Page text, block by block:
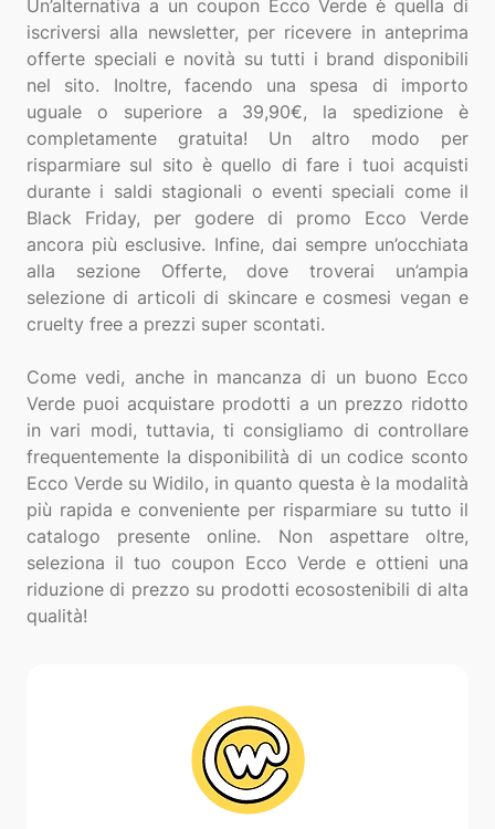
Un’alternativa a un coupon Ecco Verde è quella di
iscriversi alla newsletter, per ricevere in anteprima
offerte speciali e novità su tutti i brand disponibili
nel sito. Inoltre, facendo una spesa di importo
uguale o superiore a 39,90€, la spedizione è
completamente gratuita! Un altro modo per
risparmiare sul sito è quello di fare i tuoi acquisti
durante i saldi stagionali o eventi speciali come il
Black Friday, per godere di promo Ecco Verde
ancora più esclusive. Infine, dai sempre un’occhiata
alla sezione Offerte, dove troverai un’ampia
selezione di articoli di skincare e cosmesi vegan e
cruelty free a prezzi super scontati.
Come vedi, anche in mancanza di un buono Ecco
Verde puoi acquistare prodotti a un prezzo ridotto
in vari modi, tuttavia, ti consigliamo di controllare
frequentemente la disponibilità di un codice sconto
Ecco Verde su Widilo, in quanto questa è la modalità
più rapida e conveniente per risparmiare su tutto il
catalogo presente online. Non aspettare oltre,
seleziona il tuo coupon Ecco Verde e ottieni una
riduzione di prezzo su prodotti ecosostenibili di alta